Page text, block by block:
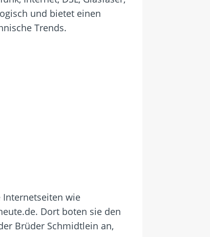
und bietet einen
Trends.
wie
Dort boten sie den
Brüder Schmidtlein an,